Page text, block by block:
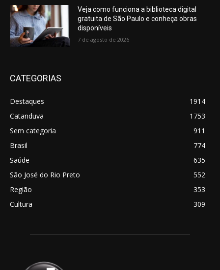
Veja como funciona a biblioteca digital
gratuita de São Paulo e conheça obras
disponíveis
7 de agosto de 2026
CATEGORIAS
Destaques
1914
Catanduva
1753
Sem categoria
911
Brasil
774
Saúde
635
São José do Rio Preto
552
Região
353
Cultura
309